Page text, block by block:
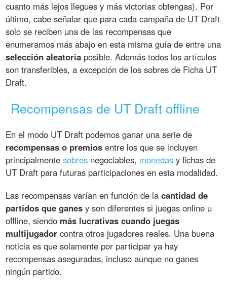
cuanto más lejos llegues y más victorias obtengas). Por
último, cabe señalar que para cada campaña de UT Draft
solo se reciben una de las recompensas que
enumeramos más abajo en esta misma guía de entre una
selección aleatoria posible. Además todos los artículos
son transferibles, a excepción de los sobres de Ficha UT
Draft.
Recompensas de UT Draft offline
En el modo UT Draft podemos ganar una serie de
recompensas o premios entre los que se incluyen
principalmentesobres negociables, monedas y fichas de
UT Draft para futuras participaciones en esta modalidad.
Las recompensas varían en función de lacantidad de
partidos que ganes y son diferentes si juegas online u
offline, siendo más lucrativas cuando juegas
multijugador contra otros jugadores reales. Una buena
noticia es que solamente por participar ya hay
recompensas aseguradas, incluso aunque no ganes
ningún partido.